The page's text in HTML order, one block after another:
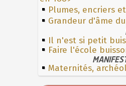
Plumes, encriers
Grandeur d'âme
Il n'est si petit
Faire l'école
Maternités,